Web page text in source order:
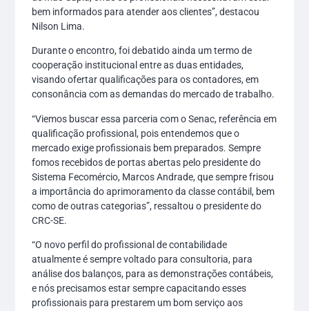
bem informados para atender aos clientes”, destacou
Nilson Lima.
Durante o encontro, foi debatido ainda um termo de
cooperação institucional entre as duas entidades,
visando ofertar qualificações para os contadores, em
consonância com as demandas do mercado de trabalho.
“Viemos buscar essa parceria com o Senac, referência em
qualificação profissional, pois entendemos que o
mercado exige profissionais bem preparados. Sempre
fomos recebidos de portas abertas pelo presidente do
Sistema Fecomércio, Marcos Andrade, que sempre frisou
a importância do aprimoramento da classe contábil, bem
como de outras categorias”, ressaltou o presidente do
CRC-SE.
“O novo perfil do profissional de contabilidade
atualmente é sempre voltado para consultoria, para
análise dos balanços, para as demonstrações contábeis,
e nós precisamos estar sempre capacitando esses
profissionais para prestarem um bom serviço aos